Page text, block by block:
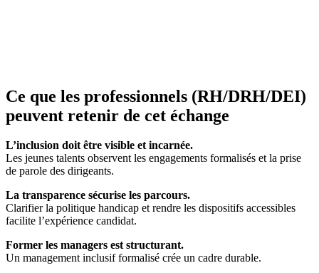
Ce que les professionnels (RH/DRH/DEI)
peuvent retenir de cet échange
L’inclusion doit être visible et incarnée.
Les jeunes talents observent les engagements formalisés et la prise
de parole des dirigeants.
La transparence sécurise les parcours.
Clarifier la politique handicap et rendre les dispositifs accessibles
facilite l’expérience candidat.
Former les managers est structurant.
Un management inclusif formalisé crée un cadre durable.